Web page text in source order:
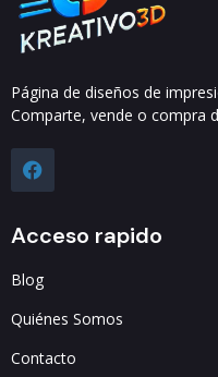
Página de diseños de
Comparte, vende o compra
Acceso rapido
Blog
Quiénes Somos
Contacto